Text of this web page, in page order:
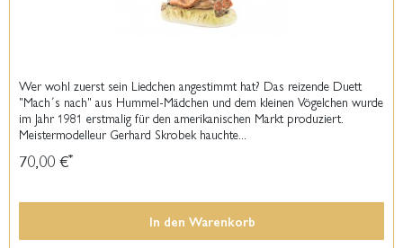
Wer wohl zuerst sein Liedchen angestimmt hat? Das reizende Duett
"Mach´s nach" aus Hummel-Mädchen und dem kleinen Vögelchen wurde
im Jahr 1981 erstmalig für den amerikanischen Markt produziert.
Meistermodelleur Gerhard Skrobek hauchte...
70,00 €*
In den Warenkorb